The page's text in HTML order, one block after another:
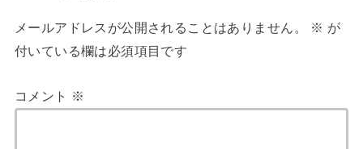
メールアドレスが公開されることはありません。 ※ が
付いている欄は必須項目です
コメント ※